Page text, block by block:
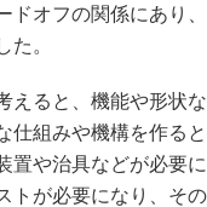
ドオフの関係にあり
た。
ると、機能や形状
仕組みや機構を作る
置や治具などが必要
トが必要になり、そ